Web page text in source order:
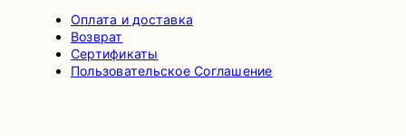
Оплата и доставка
Возврат
Сертификаты
Пользовательское Соглашение